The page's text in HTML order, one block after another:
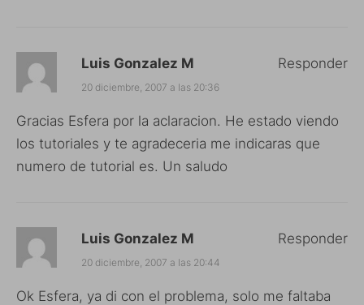
Luis Gonzalez M
20 diciembre, 2007 a las 20:36
Gracias Esfera por la aclaracion. He estado viendo
los tutoriales y te agradeceria me indicaras que
numero de tutorial es. Un saludo
Responder
Luis Gonzalez M
20 diciembre, 2007 a las 20:44
Ok Esfera, ya di con el problema, solo me faltaba
Responder